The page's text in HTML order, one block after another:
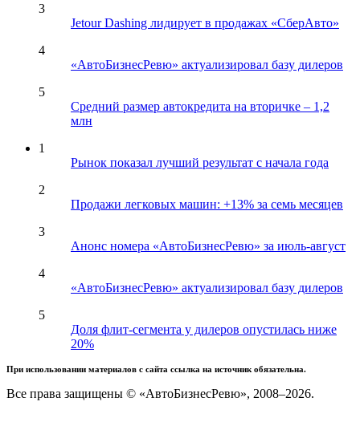
3
Jetour Dashing лидирует в продажах «СберАвто»
4
«АвтоБизнесРевю» актуализировал базу дилеров
5
Средний размер автокредита на вторичке – 1,2
млн
1
Рынок показал лучший результат с начала года
2
Продажи легковых машин: +13% за семь месяцев
3
Анонс номера «АвтоБизнесРевю» за июль-август
4
«АвтоБизнесРевю» актуализировал базу дилеров
5
Доля флит-сегмента у дилеров опустилась ниже
20%
При использовании материалов с сайта ссылка на источник обязательна.
Все права защищены © «АвтоБизнесРевю», 2008–2026.